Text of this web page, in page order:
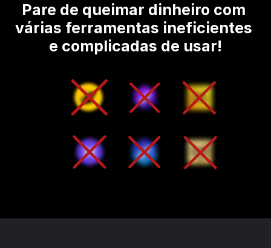
Pare de queimar dinheiro com
várias ferramentas ineficientes
e complicadas de usar!